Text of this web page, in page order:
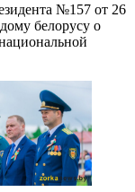
№157 от 26
белорусу о